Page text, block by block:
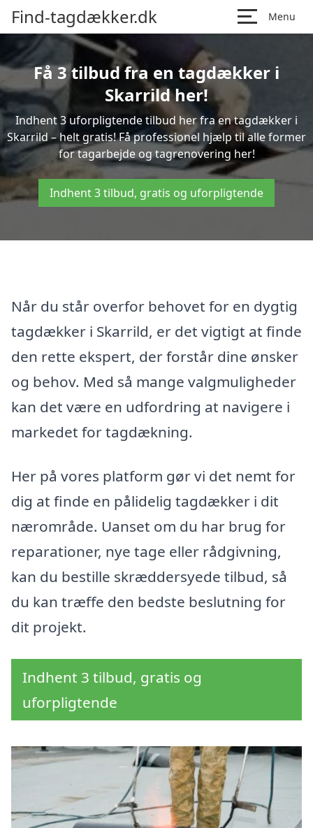
Find-tagdækker.dk Menu
Få 3 tilbud fra en tagdækker i
Skarrild her!
Indhent 3 uforpligtende tilbud her fra en tagdækker i
Skarrild – helt gratis! Få professionel hjælp til alle former
for tagarbejde og tagrenovering her!
Indhent 3 tilbud, gratis og uforpligtende
Når du står overfor behovet for en dygtig
tagdækker i Skarrild, er det vigtigt at finde
den rette ekspert, der forstår dine ønsker
og behov. Med så mange valgmuligheder
kan det være en udfordring at navigere i
markedet for tagdækning.
Her på vores platform gør vi det nemt for
dig at finde en pålidelig tagdækker i dit
nærområde. Uanset om du har brug for
reparationer, nye tage eller rådgivning,
kan du bestille skræddersyede tilbud, så
du kan træffe den bedste beslutning for
dit projekt.
Indhent 3 tilbud, gratis og
uforpligtende